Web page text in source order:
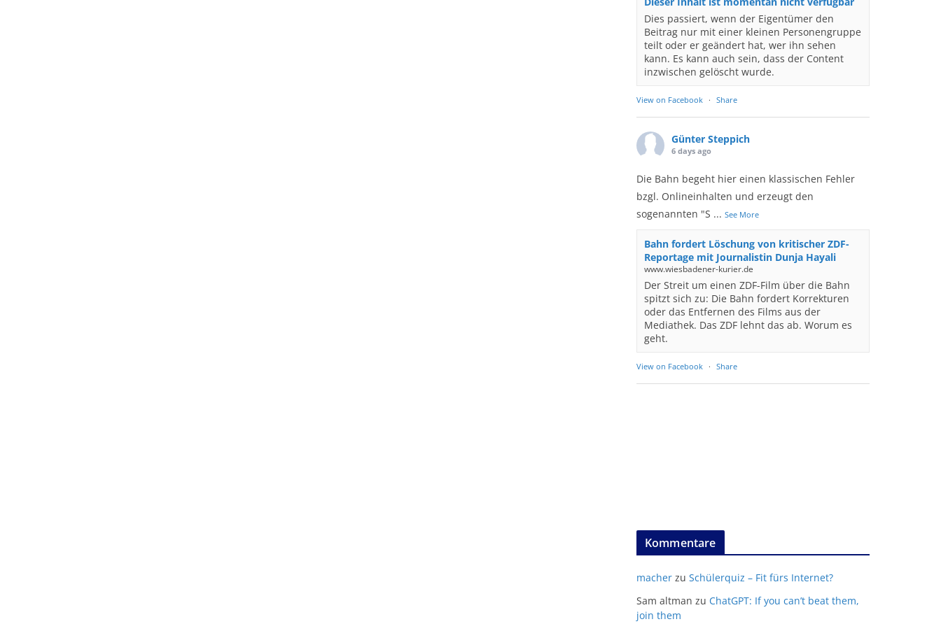
Dies passiert, wenn der Eigentümer den
Beitrag nur mit einer kleinen Personengruppe
teilt oder er geändert hat, wer ihn sehen
kann. Es kann auch sein, dass der Content
inzwischen gelöscht wurde.
View on Facebook · Share
Günter Steppich
6 days ago
Die Bahn begeht hier einen klassischen Fehler
bzgl. Onlineinhalten und erzeugt den
sogenannten "S ... See More
Bahn fordert Löschung von kritischer ZDF-
Reportage mit Journalistin Dunja Hayali
www.wiesbadener-kurier.de
Der Streit um einen ZDF-Film über die Bahn
spitzt sich zu: Die Bahn fordert Korrekturen
oder das Entfernen des Films aus der
Mediathek. Das ZDF lehnt das ab. Worum es
geht.
View on Facebook · Share
Kommentare
macher zu Schülerquiz – Fit fürs Internet?
Sam altman zu ChatGPT: If you can’t beat them,
join them